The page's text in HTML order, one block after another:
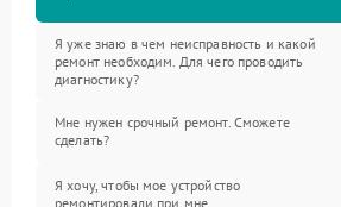
Я уже знаю в чем неисправность и какой
ремонт необходим. Для чего проводить
диагностику?
Мне нужен срочный ремонт. Сможете
сделать?
Я хочу, чтобы мое устройство
ремонтировали при мне.